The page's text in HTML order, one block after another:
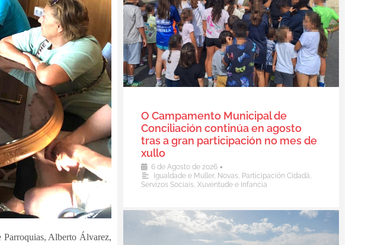
Parroquias, Alberto Álvarez,
O Campamento Municipal de
Conciliación continúa en agosto
tras a gran participación no mes de
xullo
6 de Agosto de 2026 •
Igualdade e Muller, Novas Participación Cidadá
Servizos Sociais Xuventude e Infancia